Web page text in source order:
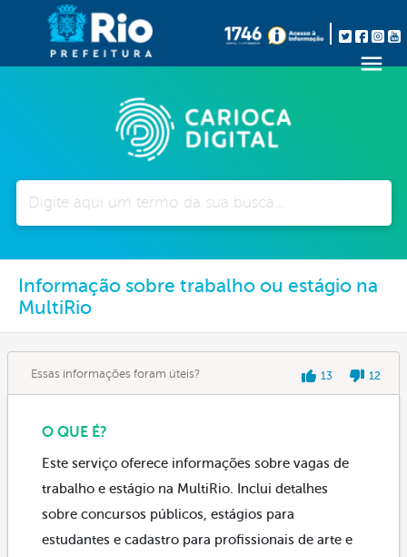
Informação sobre trabalho ou estágio na
MultiRio
Essas informações foram úteis? 13 12
O QUE É?
Este serviço oferece informações sobre vagas de
trabalho e estágio na MultiRio. Inclui detalhes
sobre concursos públicos, estágios para
estudantes e cadastro para profissionais de arte e